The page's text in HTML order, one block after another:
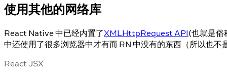
使用其他的网络库
React Native 中已经内置了XMLHttpRequest API(也就是
中还使用了很多浏览器中才有而 RN 中没有的东西（所以也
React JSX